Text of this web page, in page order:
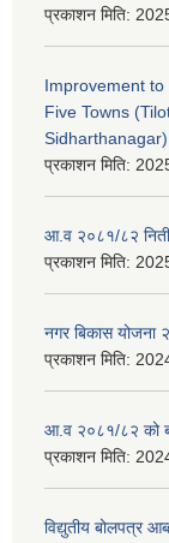
प्रकाशन मिति:
Improvement
Five Towns
प्रकाशन मिति:
आ.व २०८१/८२ निती
प्रकाशन मिति:
नगर बिकास योजना
प्रकाशन मिति:
आ.व २०८१/८२ को
प्रकाशन मिति:
विद्युतीय बोलपत्र